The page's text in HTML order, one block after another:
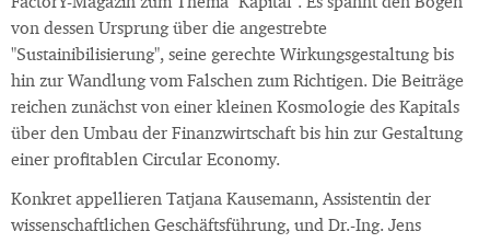
FactorY-Magazin zum Thema "Kapital". Es spannt den Bogen
von dessen Ursprung über die angestrebte
"Sustainibilisierung", seine gerechte Wirkungsgestaltung bis
hin zur Wandlung vom Falschen zum Richtigen. Die Beiträge
reichen zunächst von einer kleinen Kosmologie des Kapitals
über den Umbau der Finanzwirtschaft bis hin zur Gestaltung
einer profitablen Circular Economy.
Konkret appellieren Tatjana Kausemann, Assistentin der
wissenschaftlichen Geschäftsführung, und Dr.-Ing. Jens